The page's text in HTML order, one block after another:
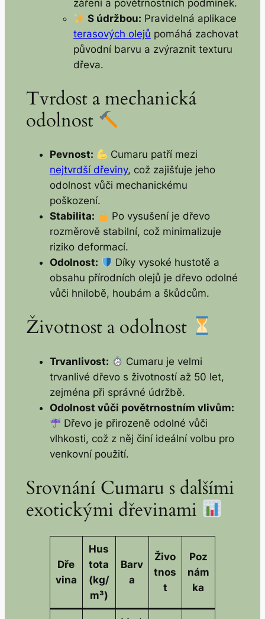
záření a povětrnostních podmínek.
S údržbou: Pravidelná aplikace
terasových olejů pomáhá zachovat
původní barvu a zvýraznit texturu
dřeva.
Tvrdost a mechanická
odolnost
Pevnost:
Cumaru patří mezi
nejtvrdší dřeviny, což zajišťuje jeho
odolnost vůči mechanickému
poškození.
Stabilita:
Po vysušení je dřevo
rozměrově stabilní, což minimalizuje
riziko deformací.
Odolnost:
Díky vysoké hustotě a
obsahu přírodních olejů je dřevo odolné
vůči hnilobě, houbám a škůdcům.
Životnost a odolnost
Trvanlivost:
Cumaru je velmi
trvanlivé dřevo s životností až 50 let,
zejména při správné údržbě.
Odolnost vůči povětrnostním vlivům:
Dřevo je přirozeně odolné vůči
vlhkosti, což z něj činí ideální volbu pro
venkovní použití.
Srovnání Cumaru s dalšími
exotickými dřevinami
Dře
vina
Hus
tota
(kg/
m³)
Barv
a
Živo
tnos
t
Poz
nám
ka